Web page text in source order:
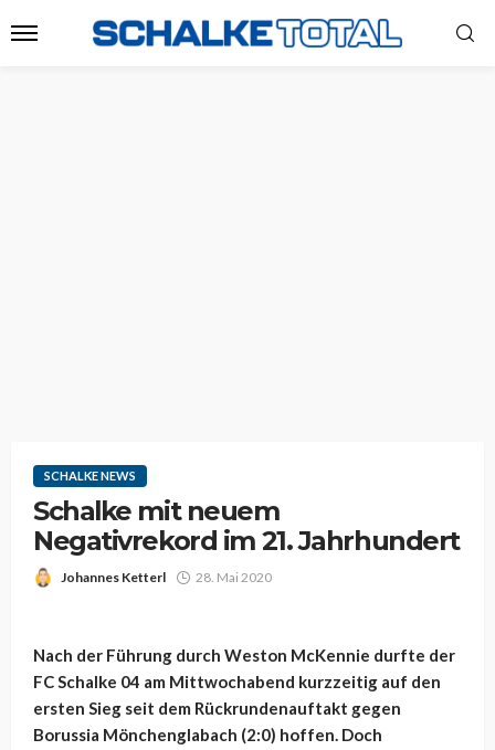
SCHALKE NEWS
Schalke mit neuem
Negativrekord im 21. Jahrhundert
Johannes Ketterl 28. Mai 2020
Nach der Führung durch Weston McKennie durfte der
FC Schalke 04 am Mittwochabend kurzzeitig auf den
ersten Sieg seit dem Rückrundenauftakt gegen
Borussia Mönchenglabach (2:0) hoffen. Doch